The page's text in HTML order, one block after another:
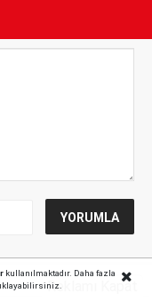
kullanılmaktadır. Daha fazla
Reklamı Kapat